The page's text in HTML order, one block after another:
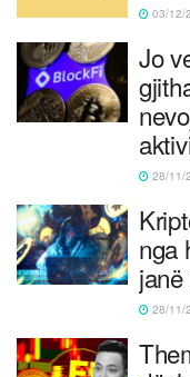
03/12/
Jo
28/11/
nga
janë
28/11/